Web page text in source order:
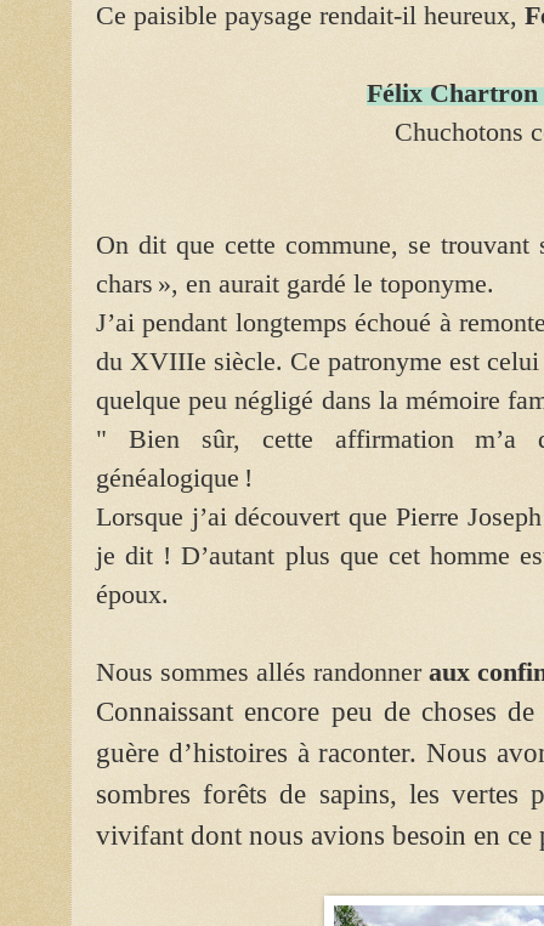
Ce paisible paysage rendait-il heureux,
Félix
Chuchotons
On dit que cette commune, se
chars », en aurait gardé le toponyme.
J’ai pendant longtemps échoué à
du XVIIIe siècle. Ce patronyme est
quelque peu négligé dans la mémoire
" Bien sûr, cette affirmation m’a
généalogique !
Lorsque j’ai découvert que Pierre
je dit ! D’autant plus que cet homme
époux.
Nous sommes allés randonner aux
Connaissant encore peu de choses
guère d’histoires à raconter. Nous
sombres forêts de sapins, les vertes
vivifant dont nous avions besoin en ce